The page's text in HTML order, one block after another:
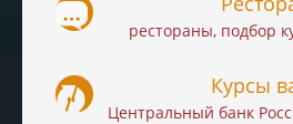
рестораны, подбор
Курсы
Центральный банк